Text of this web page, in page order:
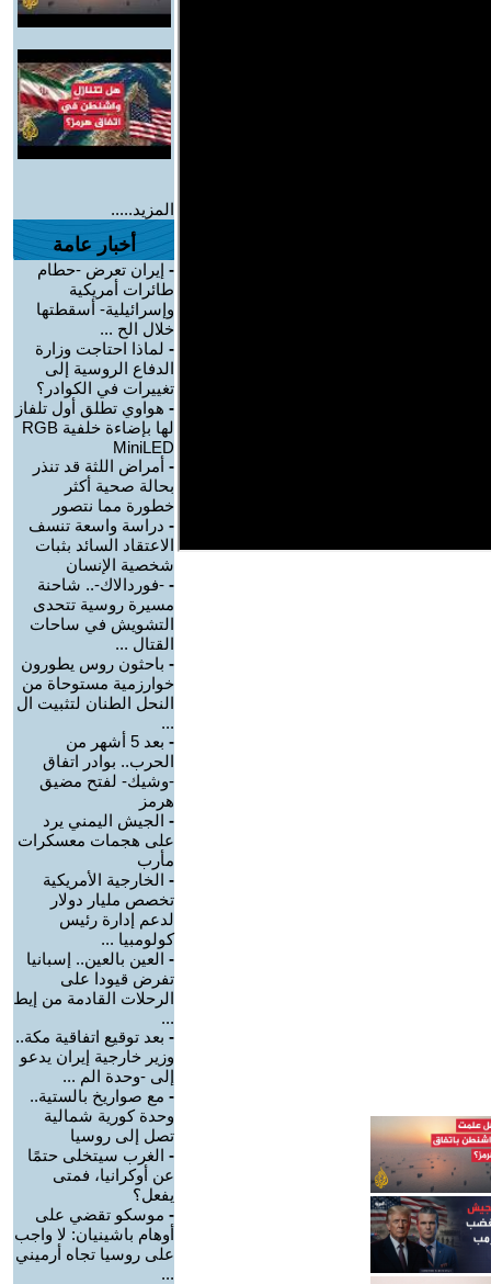
المزيد.....
أخبار عامة
- إيران تعرض -حطام
طائرات أمريكية
وإسرائيلية- أسقطتها
خلال الح ...
- لماذا احتاجت وزارة
الدفاع الروسية إلى
تغييرات في الكوادر؟
- هواوي تطلق أول تلفاز
لها بإضاءة خلفية RGB
MiniLED
- أمراض اللثة قد تنذر
بحالة صحية أكثر
خطورة مما نتصور
- دراسة واسعة تنسف
الاعتقاد السائد بثبات
شخصية الإنسان
- -فوردالاك-.. شاحنة
مسيرة روسية تتحدى
التشويش في ساحات
القتال ...
- باحثون روس يطورون
خوارزمية مستوحاة من
النحل الطنان لتثبيت ال
...
-
بعد 5 أشهر من
الحرب.. بوادر اتفاق
-وشيك- لفتح مضيق
هرمز
- الجيش اليمني يرد
على هجمات معسكرات
مأرب
- الخارجية الأمريكية
تخصص مليار دولار
لدعم إدارة رئيس
كولومبيا ...
- العين بالعين.. إسبانيا
تفرض قيودا على
الرحلات القادمة من إيط
...
- بعد توقيع اتفاقية مكة..
وزير خارجية إيران يدعو
إلى -وحدة الم ...
- مع صواريخ بالستية..
وحدة كورية شمالية
تصل إلى روسيا
- الغرب سيتخلى حتمًا
عن أوكرانيا، فمتى
يفعل؟
- موسكو تقضي على
أوهام باشينيان: لا واجب
على روسيا تجاه أرميني
...